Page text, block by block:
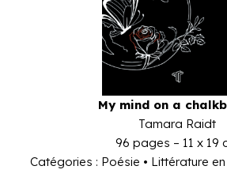
My mind on a
Tamara Raidt
96 pages – 11 x 19
Catégories : Poésie • Littérature